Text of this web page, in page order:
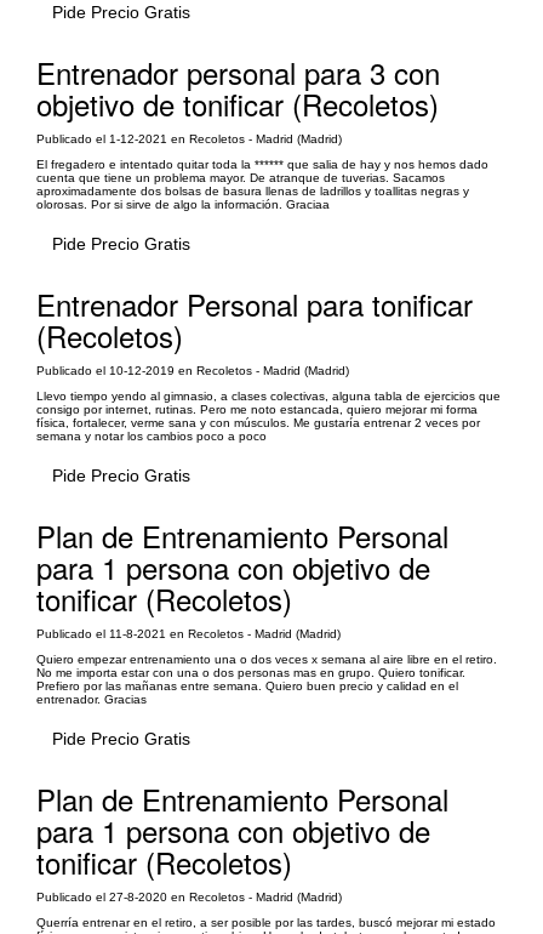
Pide Precio Gratis
Entrenador personal para 3 con
objetivo de tonificar (Recoletos)
Publicado el 1-12-2021 en Recoletos - Madrid (Madrid)
El fregadero e intentado quitar toda la ****** que salia de hay y nos hemos dado
cuenta que tiene un problema mayor. De atranque de tuverias. Sacamos
aproximadamente dos bolsas de basura llenas de ladrillos y toallitas negras y
olorosas. Por si sirve de algo la información. Graciaa
Pide Precio Gratis
Entrenador Personal para tonificar
(Recoletos)
Publicado el 10-12-2019 en Recoletos - Madrid (Madrid)
Llevo tiempo yendo al gimnasio, a clases colectivas, alguna tabla de ejercicios que
consigo por internet, rutinas. Pero me noto estancada, quiero mejorar mi forma
física, fortalecer, verme sana y con músculos. Me gustaría entrenar 2 veces por
semana y notar los cambios poco a poco
Pide Precio Gratis
Plan de Entrenamiento Personal
para 1 persona con objetivo de
tonificar (Recoletos)
Publicado el 11-8-2021 en Recoletos - Madrid (Madrid)
Quiero empezar entrenamiento una o dos veces x semana al aire libre en el retiro.
No me importa estar con una o dos personas mas en grupo. Quiero tonificar.
Prefiero por las mañanas entre semana. Quiero buen precio y calidad en el
entrenador. Gracias
Pide Precio Gratis
Plan de Entrenamiento Personal
para 1 persona con objetivo de
tonificar (Recoletos)
Publicado el 27-8-2020 en Recoletos - Madrid (Madrid)
Querría entrenar en el retiro, a ser posible por las tardes, buscó mejorar mi estado